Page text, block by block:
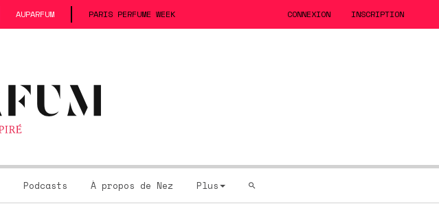
AUPARFUM PARIS PERFUME WEEK CONNEXION INSCRIPTION
Podcasts À propos de Nez Plus